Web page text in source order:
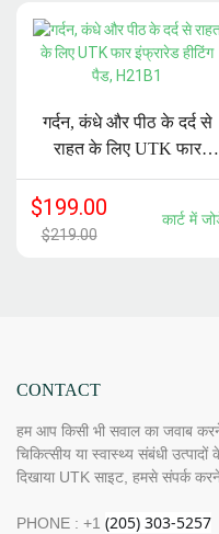
गर्दन, कंधे और पीठ के दर्द से
राहत के लिए UTK फार
इंफ्रारेड हीटिंग पैड, H21B1
$199.00
$219.00
कार्ट में
CONTACT
हम आप किसी भी सवाल का जवाब
चिकित्सीय या स्वास्थ्य संबंधी उत्पादों
दिखाया UTK साइट, हमसे संपर्क
PHONE : +1